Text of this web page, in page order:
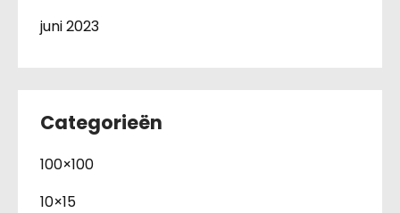
juni 2023
Categorieën
100×100
10×15